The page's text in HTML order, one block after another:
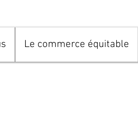
Le commerce équitable